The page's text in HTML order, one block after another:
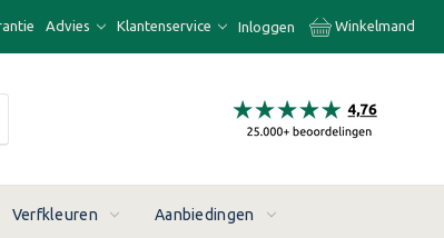
Advies Klantenservice Inloggen Winkelmand
Verfkleuren Aanbiedingen